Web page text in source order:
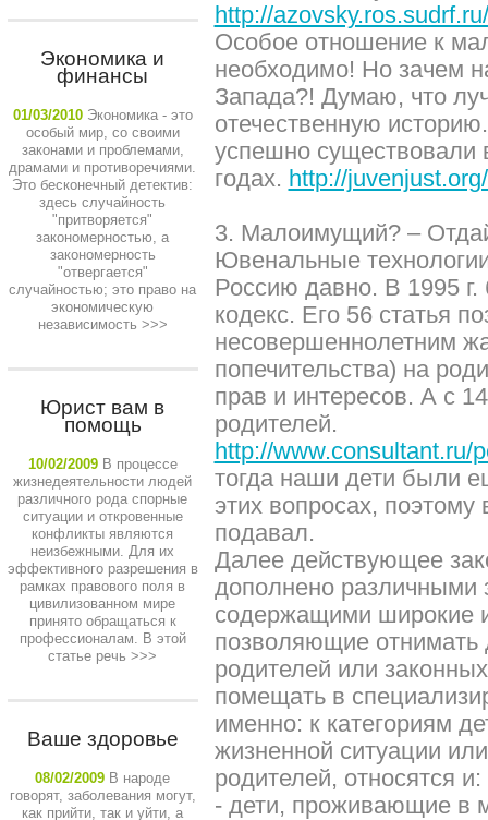
Экономика и
финансы
01/03/2010 Экономика - это
особый мир, со своими
законами и проблемами,
драмами и противоречиями.
Это бесконечный детектив:
здесь случайность
"притворяется"
закономерностью, а
закономерность
"отвергается"
случайностью; это право на
экономическую
независимость >>>
Юрист вам в
помощь
10/02/2009 В процессе
жизнедеятельности людей
различного рода спорные
ситуации и откровенные
конфликты являются
неизбежными. Для их
эффективного разрешения в
рамках правового поля в
цивилизованном мире
принято обращаться к
профессионалам. В этой
статье речь >>>
Ваше здоровье
08/02/2009 В народе
говорят, заболевания могут,
как прийти, так и уйти, а
http://
Особое отношение к
необходимо! Но зачем
Запада?! Думаю, что
отечественную
успешно существовали
годах. http://
3. Малоимущий? –
Ювенальные
Россию давно. В 1995
кодекс. Его 56 статья
несовершеннолетним
попечительства) на
прав и интересов. А с
родителей.
http://www.consultant.ru/
тогда наши дети были
этих вопросах, поэтому
подавал.
Далее действующее
дополнено различными
содержащими широкие
позволяющие отнимать
родителей или
помещать в
именно: к категориям
жизненной ситуации
родителей, относятся и:
- дети, проживающие в